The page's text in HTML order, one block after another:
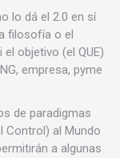
lo dá el 2.0 en sí
filosofía o el
objetivo (el QUE)
empresa, pyme
de paradigmas
Control) al Mundo
a algunas